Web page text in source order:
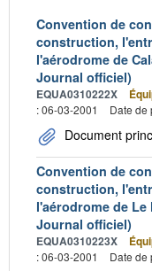
Convention de
construction,
l'aérodrome de
Journal officiel)
EQUA0310222X
: 06-03-2001
Date de
Document
Convention de
construction,
l'aérodrome de Le
Journal officiel)
EQUA0310223X
: 06-03-2001
Date de